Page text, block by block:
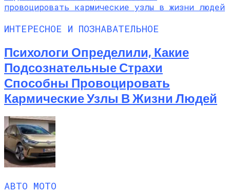
ИНТЕРЕСНОЕ И ПОЗНАВАТЕЛЬНОЕ
Психологи Определили, Какие
Подсознательные Страхи
Способны Провоцировать
Кармические Узлы В Жизни Людей
АВТО МОТО